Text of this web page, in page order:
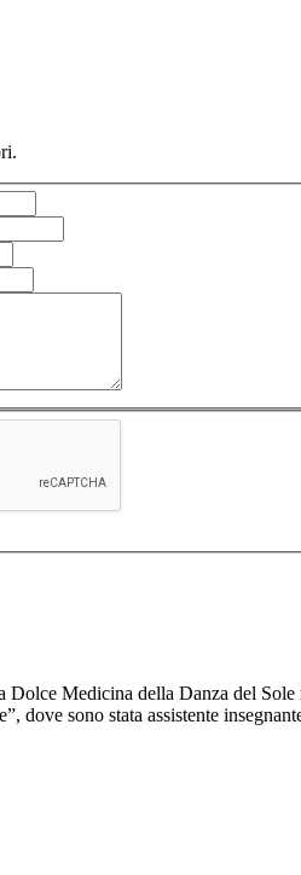
Medicina della Danza del
dove sono stata assistente